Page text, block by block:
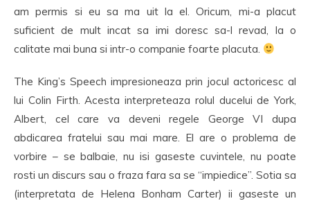
am permis si eu sa ma uit la el. Oricum, mi-a placut
suficient de mult incat sa imi doresc sa-l revad, la o
calitate mai buna si intr-o companie foarte placuta.
The King’s Speech impresioneaza prin jocul actoricesc al
lui Colin Firth. Acesta interpreteaza rolul ducelui de York,
Albert, cel care va deveni regele George VI dupa
abdicarea fratelui sau mai mare. El are o problema de
vorbire – se balbaie, nu isi gaseste cuvintele, nu poate
rosti un discurs sau o fraza fara sa se “impiedice”. Sotia sa
(interpretata de Helena Bonham Carter) ii gaseste un